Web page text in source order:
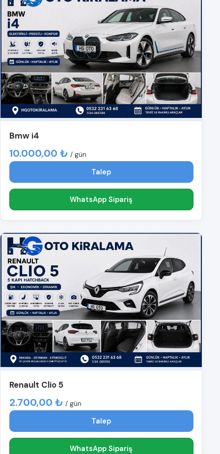
Bmw i4
10.000,00 ₺ / gün
Talep
WhatsApp Sipariş
Renault Clio 5
2.700,00 ₺ / gün
Talep
WhatsApp Sipariş